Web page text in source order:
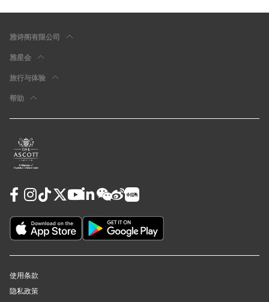
雅诗阁有限公司
雅星会
旅行与体验
帮助
使用条款
隐私政策